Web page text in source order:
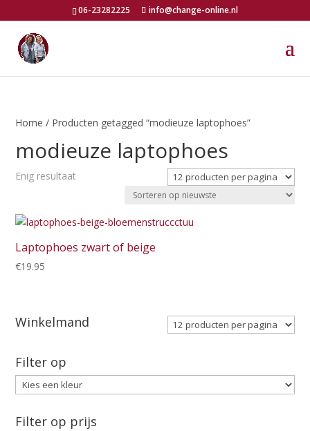
06-23282225 info@change-online.nl
Home / Producten getagged “modieuze laptophoes”
modieuze laptophoes
Enig resultaat
Laptophoes zwart of beige
€19.95
Winkelmand
Filter op
Filter op prijs